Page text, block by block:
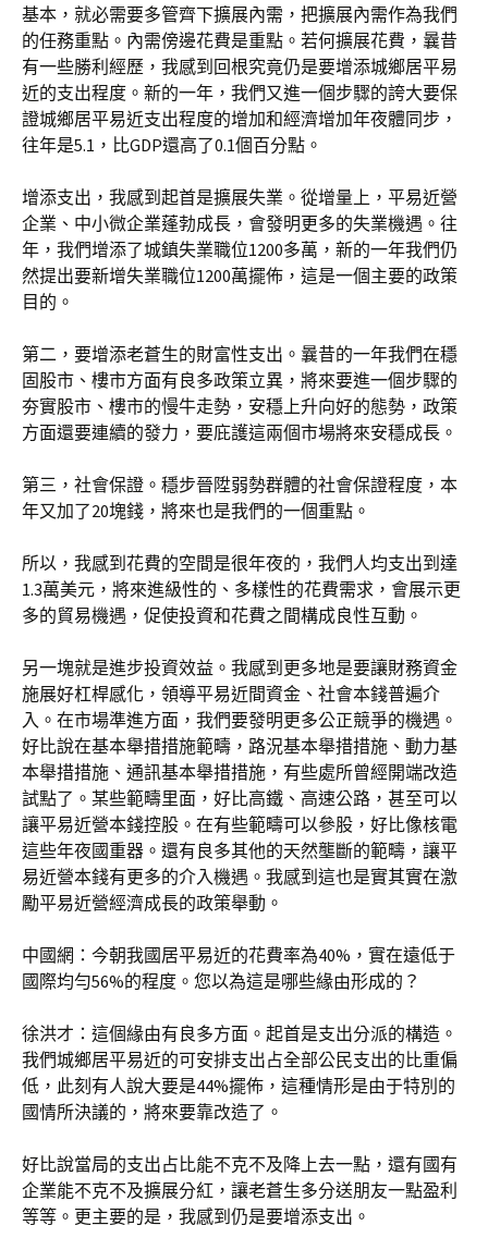
基本，就必需要多管齊下擴展內需，把擴展內需作為我們
的任務重點。內需傍邊花費是重點。若何擴展花費，曩昔
有一些勝利經歷，我感到回根究竟仍是要增添城鄉居平易
近的支出程度。新的一年，我們又進一個步驟的誇大要保
證城鄉居平易近支出程度的增加和經濟增加年夜體同步，
往年是5.1，比GDP還高了0.1個百分點。
增添支出，我感到起首是擴展失業。從增量上，平易近營
企業、中小微企業蓬勃成長，會發明更多的失業機遇。往
年，我們增添了城鎮失業職位1200多萬，新的一年我們仍
然提出要新增失業職位1200萬擺佈，這是一個主要的政策
目的。
第二，要增添老蒼生的財富性支出。曩昔的一年我們在穩
固股市、樓市方面有良多政策立異，將來要進一個步驟的
夯實股市、樓市的慢牛走勢，安穩上升向好的態勢，政策
方面還要連續的發力，要庇護這兩個市場將來安穩成長。
第三，社會保證。穩步晉陞弱勢群體的社會保證程度，本
年又加了20塊錢，將來也是我們的一個重點。
所以，我感到花費的空間是很年夜的，我們人均支出到達
1.3萬美元，將來進級性的、多樣性的花費需求，會展示更
多的貿易機遇，促使投資和花費之間構成良性互動。
另一塊就是進步投資效益。我感到更多地是要讓財務資金
施展好杠桿感化，領導平易近間資金、社會本錢普遍介
入。在市場準進方面，我們要發明更多公正競爭的機遇。
好比說在基本舉措措施範疇，路況基本舉措措施、動力基
本舉措措施、通訊基本舉措措施，有些處所曾經開端改造
試點了。某些範疇里面，好比高鐵、高速公路，甚至可以
讓平易近營本錢控股。在有些範疇可以參股，好比像核電
這些年夜國重器。還有良多其他的天然壟斷的範疇，讓平
易近營本錢有更多的介入機遇。我感到這也是實其實在激
勵平易近營經濟成長的政策舉動。
中國網：今朝我國居平易近的花費率為40%，實在遠低于
國際均勻56%的程度。您以為這是哪些緣由形成的？
徐洪才：這個緣由有良多方面。起首是支出分派的構造。
我們城鄉居平易近的可安排支出占全部公民支出的比重偏
低，此刻有人說大要是44%擺佈，這種情形是由于特別的
國情所決議的，將來要靠改造了。
好比說當局的支出占比能不克不及降上去一點，還有國有
企業能不克不及擴展分紅，讓老蒼生多分送朋友一點盈利
等等。更主要的是，我感到仍是要增添支出。